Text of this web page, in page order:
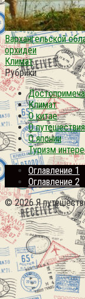
Вархангельской
орхидеи
Климат
Рубрики
Климат
О китае
О
О японии
Туризм
Оглавление 1
Оглавление 2
© 2026 Я